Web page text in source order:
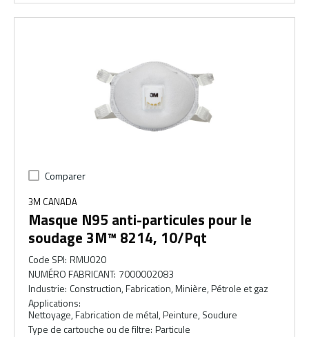
Comparer
3M CANADA
Masque N95 anti-particules pour le
soudage 3M™ 8214, 10/Pqt
Code SPI: RMU020
NUMÉRO FABRICANT: 7000002083
Industrie: Construction, Fabrication, Minière, Pétrole et gaz
Applications:
Nettoyage, Fabrication de métal, Peinture, Soudure
Type de cartouche ou de filtre: Particule